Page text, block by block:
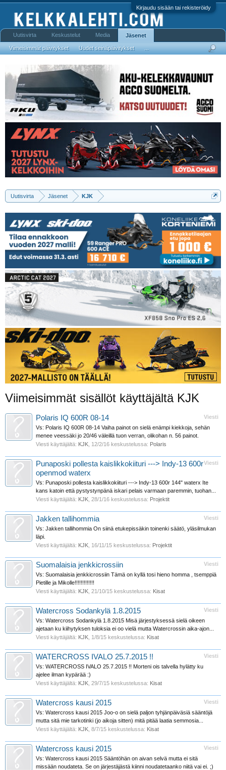
Kirjaudu sisään tai rekisteröidy
Uutisvirta Jäsenet KJK
Viimeisimmät sisällöt käyttäjältä KJK
Viesti
Polaris IQ 600R 08-14
Vs: Polaris IQ 600R 08-14 Vaiha painot on sielä enämpi kiekkoja, sehän
menee veessäki jo 20/46 väleillä tuon verran, olikohan n. 56 painot.
Viesti käyttäjältä: KJK 12/2/16 keskustelussa: Polaris
Viesti
Punaposki pollesta kaislikkokiituri ---> Indy-13 600r
openmod waterx
Vs: Punaposki pollesta kaislikkokiituri ---> Indy-13 600r 144" waterx Ite
kans katoin että pystystynpänä iskari pelais varmaan paremmin, tuohan...
Viesti käyttäjältä: KJK 28/1/16 keskustelussa: Projektit
Viesti
Jakken tallihommia
Vs: Jakken tallihommia On siinä etukepissäkin toinenki säätö, yläsilmukan
läpi.
Viesti käyttäjältä: KJK 16/11/15 keskustelussa: Projektit
Viesti
Suomalaisia jenkkicrossiin
Vs: Suomalaisia jenkkicrossiin Tämä on kyllä tosi hieno homma , tsemppiä
Pietille ja Mikolle!!!!!!!!!!!!!
Viesti käyttäjältä: KJK 21/10/15 keskustelussa: Kisat
Viesti
Watercross Sodankylä 1.8.2015
Vs: Watercross Sodankylä 1.8.2015 Misä järjestyksessä sielä oikeen
ajetaan ku kiihytyksen tuloksia ei oo vielä mutta Watercrossin aika-ajon...
Viesti käyttäjältä: KJK 1/8/15 keskustelussa: Kisat
Viesti
WATERCROSS IVALO 25.7.2015 !!
Vs: WATERCROSS IVALO 25.7.2015 !! Morteni ois talvella hylätty ku
ajelee ilman kypärää :)
Viesti käyttäjältä: KJK 29/7/15 keskustelussa: Kisat
Viesti
Watercross kausi 2015
Vs: Watercross kausi 2015 Joo-o on sielä paljon tyhjänpäiväsiä sääntöjä
mutta sitä mie tarkotinki (jo aikoja sitten) mitä pitää laatia semmosia...
Viesti käyttäjältä: KJK 8/7/15 keskustelussa: Kisat
Viesti
Watercross kausi 2015
Vs: Watercross kausi 2015 Sääntöhän on aivan selvä mutta ei sitä
missään noudateta. Se on järjestäjästä kiinni noudatetaanko niitä vai ei. ;)
Uutisvirta Keskustelut Media Jäsenet
Viimeisimmät päivitykset Uudet seinäpäivitykset